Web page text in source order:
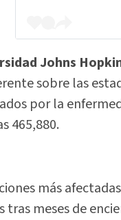
Johns
sobre las
por la
465,880.
más
tras meses de